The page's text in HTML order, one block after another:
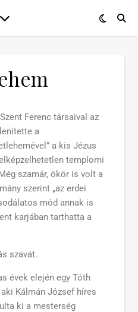
Ferenc társaival az
a
a kis Jézus
templomi
szamár, ökör is volt a
szerint „az erdei
mód annak is
karjában tarthatta a
szavát.
évek elején egy Tóth
Kálmán József híres
ki a mesterség